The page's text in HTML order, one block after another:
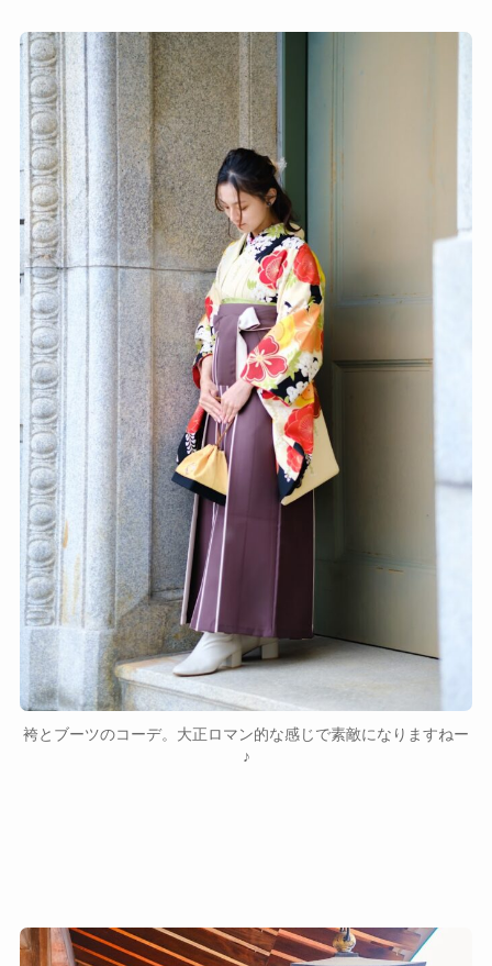
袴とブーツのコーデ。大正ロマン的な感じで素敵になりますねー
♪